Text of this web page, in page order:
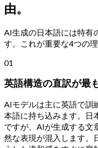
由。
AI生成の日本語には特有
す。これが重要な4つの理
01
英語構造の直訳が最
AIモデルは主に英語で訓
本語に持ち込みます。日
ですが、AIが生成する文
然な表現が混入します。